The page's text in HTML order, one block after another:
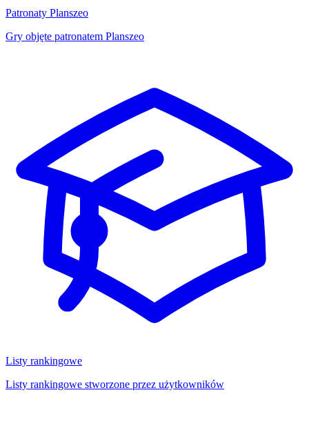
Patronaty Planszeo
Gry objęte patronatem Planszeo
Listy rankingowe
Listy rankingowe stworzone przez użytkowników